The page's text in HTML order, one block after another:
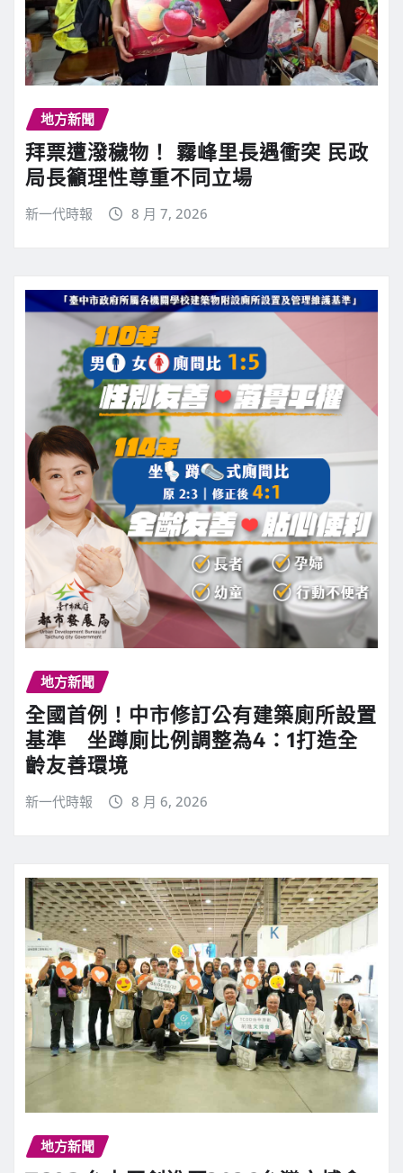
地方新聞
拜票遭潑穢物！ 霧峰里長遇衝突 民政
局長籲理性尊重不同立場
新一代時報 8 月 7, 2026
地方新聞
全國首例！中市修訂公有建築廁所設置
基準 坐蹲廁比例調整為4：1打造全
齡友善環境
新一代時報 8 月 6, 2026
地方新聞